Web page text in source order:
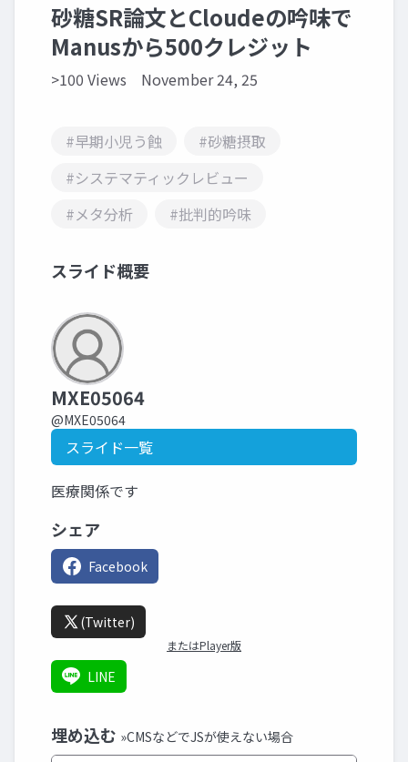
砂糖SR論文とCloudeの吟味で
Manusから500クレジット
>100 Views November 24, 25
#早期小児う蝕
#砂糖摂取
#システマティックレビュー
#メタ分析
#批判的吟味
スライド概要
MXE05064
@MXE05064
スライド一覧
医療関係です
シェア
Facebook
(Twitter)
またはPlayer版
LINE
埋め込む »CMSなどでJSが使えない場合